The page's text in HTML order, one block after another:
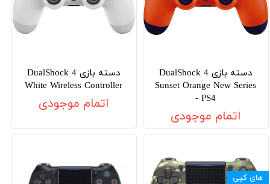
دسته بازی DualShock 4
Sunset Orange New Series
- PS4
اتمام موجودی
دسته بازی DualShock 4
White Wireless Controller
اتمام موجودی
های کپی